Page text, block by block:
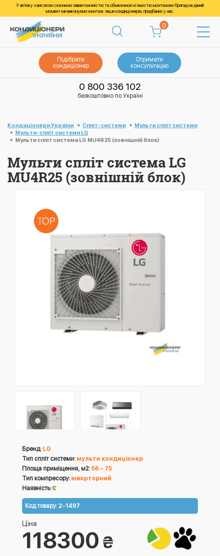
У зв’язку з високою сезонною завантаженістю та обмеженою кількістю монтажних бригад на даний
момент ми виконуємо монтаж лише кондиціонерів, придбаних у нас.
0
Підібрати
кондиціонер
Отримати
консультацію
0 800 336 102
безкоштовно по Україні
Кондиціонери України Спліт-системи
Мульти спліт системи
Мульти-спліт системи LG
Мульти спліт система LG MU4R25 (зовнішній блок)
Мульти спліт система LG
MU4R25 (зовнішній блок)
Бренд: LG
Тип спліт системи: мульти кондиціонер
Площа приміщення, м2:56 – 75
Тип компресору: інверторний
Наявність:Є
Код товару: 2-1497
Ціна
118300 ₴